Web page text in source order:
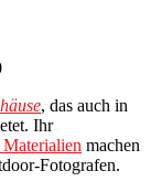
, das auch in
Ihr
machen
Fotografen.